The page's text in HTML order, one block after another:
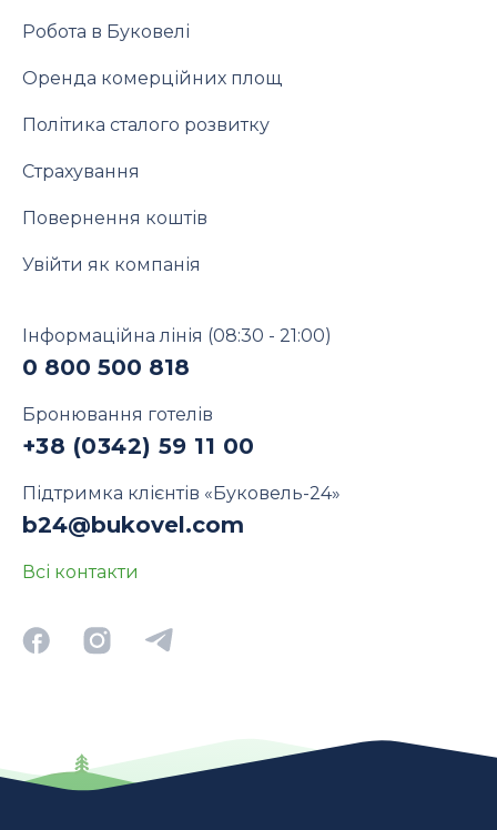
Робота в Буковелі
Оренда комерційних площ
Політика сталого розвитку
Страхування
Повернення коштів
Увійти як компанія
Інформаційна лінія (08:30 - 21:00)
0 800 500 818
Бронювання готелів
+38 (0342) 59 11 00
Підтримка клієнтів «Буковель-24»
b24@bukovel.com
Всі контакти